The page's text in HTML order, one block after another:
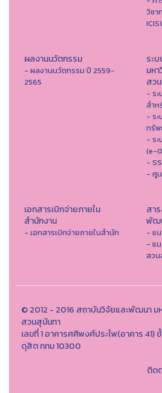
วิชา
ผลงานนวัตกรรม
- ผลงานนวัตกรรม ปี 2559-
2565
ระ
มห
สว
- ร
สำห
- ร
ทรัพ
- ร
(e-
-
- ศู
เอกสารเบิกจ่ายภายใน
สำนักงาน
- เอกสารเบิกจ่ายภายในสำนัก
สา
พัฒ
- แ
- แ
สวน
© 2012 - 2016 สถาบันวิจัยและพัฒนา ม
สวนสุนันทา
เลขที่ 1 อาคารศศิพงศ์ประไพ(อาคาร 41)
ดุสิต กทม 10300
ติด